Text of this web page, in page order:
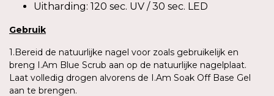
Uitharding: 120 sec. UV / 30 sec. LED
Gebruik
1.Bereid de natuurlijke nagel voor zoals gebruikelijk en
breng I.Am Blue Scrub aan op de natuurlijke nagelplaat.
Laat volledig drogen alvorens de I.Am Soak Off Base Gel
aan te brengen.